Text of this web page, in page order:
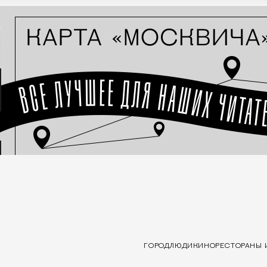
ГОРОДЛЮДИ КИНОРЕСТОРАНЫ